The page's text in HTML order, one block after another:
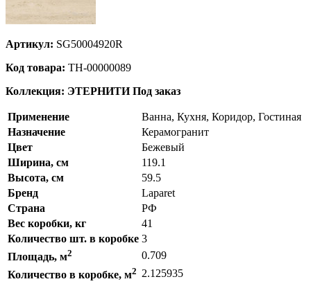
Артикул: SG50004920R
Код товара: ТН-00000089
Коллекция: ЭТЕРНИТИ Под заказ
Применение
Ванна, Кухня, Коридор, Гостиная
Назначение
Керамогранит
Цвет
Бежевый
Ширина, см
119.1
Высота, см
59.5
Бренд
Laparet
Страна
РФ
Вес коробки, кг
41
Количество шт. в коробке 3
Площадь, м2
0.709
Количество в коробке, м2 2.125935